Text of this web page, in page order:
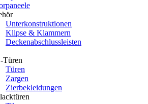
Unterkonstruktionen
Klipse & Klammern
Deckenabschlussleisten
Türen
Türen
Zargen
Zierbekleidungen